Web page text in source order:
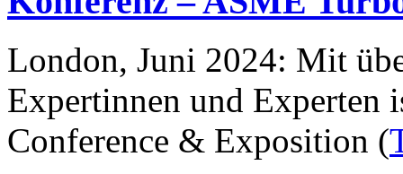
London, Juni 2024: Mit
Expertinnen und Experten
Conference & Exposition (